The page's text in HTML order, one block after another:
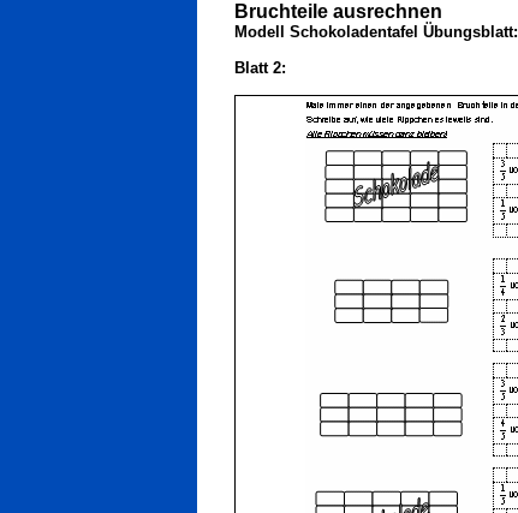
Bruchteile ausrechnen
Modell Schokoladentafel Übungsblatt:
Blatt 2: